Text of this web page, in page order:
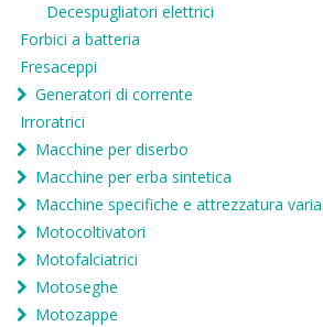
Decespugliatori elettrici
Forbici a batteria
Fresaceppi
Generatori di corrente
Irroratrici
Macchine per diserbo
Macchine per erba sintetica
Macchine specifiche e attrezzatura varia
Motocoltivatori
Motofalciatrici
Motoseghe
Motozappe